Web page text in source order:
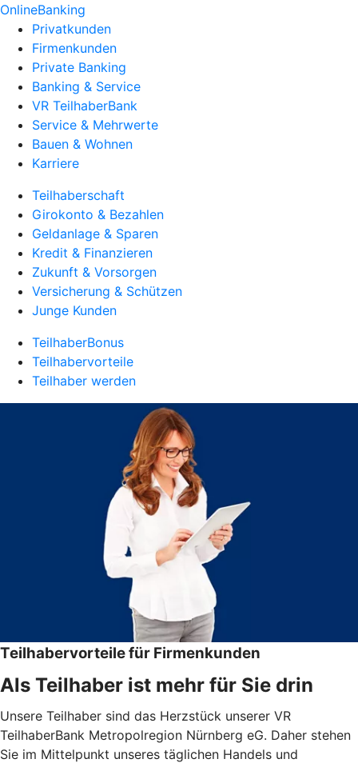
OnlineBanking
Privatkunden
Firmenkunden
Private Banking
Banking & Service
VR TeilhaberBank
Service & Mehrwerte
Bauen & Wohnen
Karriere
Teilhaberschaft
Girokonto & Bezahlen
Geldanlage & Sparen
Kredit & Finanzieren
Zukunft & Vorsorgen
Versicherung & Schützen
Junge Kunden
TeilhaberBonus
Teilhabervorteile
Teilhaber werden
Teilhabervorteile für Firmenkunden
Als Teilhaber ist mehr für Sie drin
Unsere Teilhaber sind das Herzstück unserer VR
TeilhaberBank Metropolregion Nürnberg eG. Daher stehen
Sie im Mittelpunkt unseres täglichen Handels und